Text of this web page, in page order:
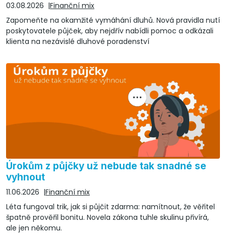
03.08.2026
Finanční mix
Zapomeňte na okamžité vymáhání dluhů. Nová pravidla nutí
poskytovatele půjček, aby nejdřív nabídli pomoc a odkázali
klienta na nezávislé dluhové poradenství
Úrokům z půjčky už nebude tak snadné se
vyhnout
11.06.2026
Finanční mix
Léta fungoval trik, jak si půjčit zdarma: namítnout, že věřitel
špatně prověřil bonitu. Novela zákona tuhle skulinu přivírá,
ale jen někomu.